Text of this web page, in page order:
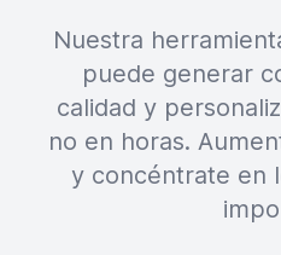
Nuestra
puede generar
calidad y
no en horas.
y concéntrate en